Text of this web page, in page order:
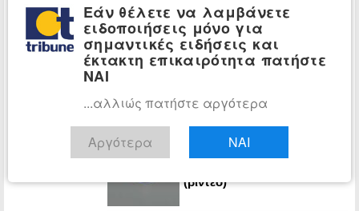
Αναφορές για πολλούς
νεκρούς
ΠΟΛΙΤΙΚΗ: Παρανάλωμα του
«Όταν καίγεται ένα δάσος
Η Ρωσία έπληξε
(βίντεο)
Εάν θέλετε να λαμβάνετε
ειδοποιήσεις μόνο για
σημαντικές ειδήσεις και
έκτακτη επικαιρότητα πατήστε
ΝΑΙ
...αλλιώς πατήστε αργότερα
Αργότερα ΝΑΙ